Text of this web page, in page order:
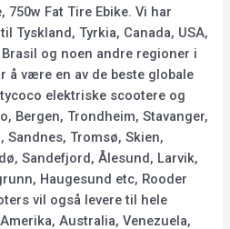
750w Fat Tire Ebike. Vi har
Tyskland, Tyrkia, Canada, USA,
og noen andre regioner i
å være en av de beste globale
elektriske scootere og
Bergen, Trondheim, Stavanger,
Tromsø, Skien,
Sandefjord, Ålesund, Larvik,
Haugesund etc, Rooder
vil også levere til hele
Australia, Venezuela,